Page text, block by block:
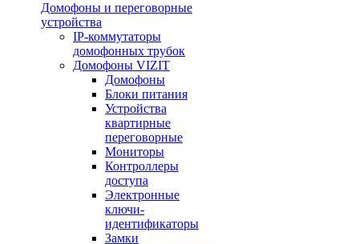
Домофоны и переговорные
устройства
IP-коммутаторы
домофонных трубок
Домофоны VIZIT
Домофоны
Блоки питания
Устройства
квартирные
переговорные
Мониторы
Контроллеры
доступа
Электронные
ключи-
идентификаторы
Замки